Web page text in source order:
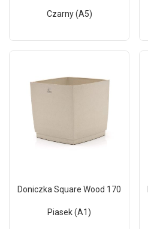
Czarny (A5)
Doniczka Square Wood 170
Piasek (A1)